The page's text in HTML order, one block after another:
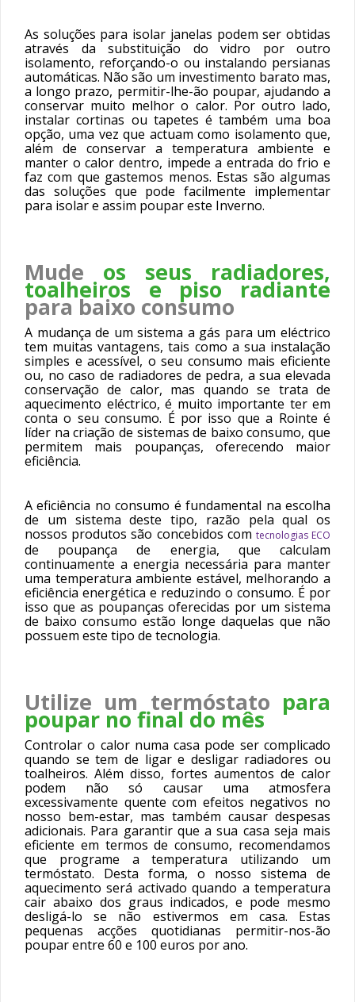
As soluções para isolar janelas podem ser obtidas
através da substituição do vidro por outro
isolamento, reforçando-o ou instalando persianas
automáticas. Não são um investimento barato mas,
a longo prazo, permitir-lhe-ão poupar, ajudando a
conservar muito melhor o calor. Por outro lado,
instalar cortinas ou tapetes é também uma boa
opção, uma vez que actuam como isolamento que,
além de conservar a temperatura ambiente e
manter o calor dentro, impede a entrada do frio e
faz com que gastemos menos. Estas são algumas
das soluções que pode facilmente implementar
para isolar e assim poupar este Inverno.
Mude os seus radiadores,
toalheiros e piso radiante
para baixo consumo
A mudança de um sistema a gás para um eléctrico
tem muitas vantagens, tais como a sua instalação
simples e acessível, o seu consumo mais eficiente
ou, no caso de radiadores de pedra, a sua elevada
conservação de calor, mas quando se trata de
aquecimento eléctrico, é muito importante ter em
conta o seu consumo. É por isso que a Rointe é
líder na criação de sistemas de baixo consumo, que
permitem mais poupanças, oferecendo maior
eficiência.
A eficiência no consumo é fundamental na escolha
de um sistema deste tipo, razão pela qual os
nossos produtos são concebidos com tecnologias ECO
de poupança de energia, que calculam
continuamente a energia necessária para manter
uma temperatura ambiente estável, melhorando a
eficiência energética e reduzindo o consumo. É por
isso que as poupanças oferecidas por um sistema
de baixo consumo estão longe daquelas que não
possuem este tipo de tecnologia.
Utilize um termóstato para
poupar no final do mês
Controlar o calor numa casa pode ser complicado
quando se tem de ligar e desligar radiadores ou
toalheiros. Além disso, fortes aumentos de calor
podem não só causar uma atmosfera
excessivamente quente com efeitos negativos no
nosso bem-estar, mas também causar despesas
adicionais. Para garantir que a sua casa seja mais
eficiente em termos de consumo, recomendamos
que programe a temperatura utilizando um
termóstato. Desta forma, o nosso sistema de
aquecimento será activado quando a temperatura
cair abaixo dos graus indicados, e pode mesmo
desligá-lo se não estivermos em casa. Estas
pequenas acções quotidianas permitir-nos-ão
poupar entre 60 e 100 euros por ano.